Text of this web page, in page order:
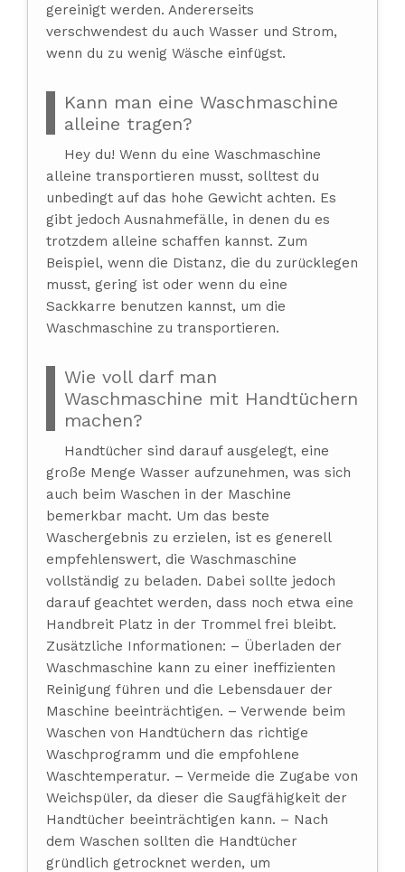
gereinigt werden. Andererseits
verschwendest du auch Wasser und Strom,
wenn du zu wenig Wäsche einfügst.
Kann man eine Waschmaschine
alleine tragen?
Hey du! Wenn du eine Waschmaschine
alleine transportieren musst, solltest du
unbedingt auf das hohe Gewicht achten. Es
gibt jedoch Ausnahmefälle, in denen du es
trotzdem alleine schaffen kannst. Zum
Beispiel, wenn die Distanz, die du zurücklegen
musst, gering ist oder wenn du eine
Sackkarre benutzen kannst, um die
Waschmaschine zu transportieren.
Wie voll darf man
Waschmaschine mit Handtüchern
machen?
Handtücher sind darauf ausgelegt, eine
große Menge Wasser aufzunehmen, was sich
auch beim Waschen in der Maschine
bemerkbar macht. Um das beste
Waschergebnis zu erzielen, ist es generell
empfehlenswert, die Waschmaschine
vollständig zu beladen. Dabei sollte jedoch
darauf geachtet werden, dass noch etwa eine
Handbreit Platz in der Trommel frei bleibt.
Zusätzliche Informationen: – Überladen der
Waschmaschine kann zu einer ineffizienten
Reinigung führen und die Lebensdauer der
Maschine beeinträchtigen. – Verwende beim
Waschen von Handtüchern das richtige
Waschprogramm und die empfohlene
Waschtemperatur. – Vermeide die Zugabe von
Weichspüler, da dieser die Saugfähigkeit der
Handtücher beeinträchtigen kann. – Nach
dem Waschen sollten die Handtücher
gründlich getrocknet werden, um